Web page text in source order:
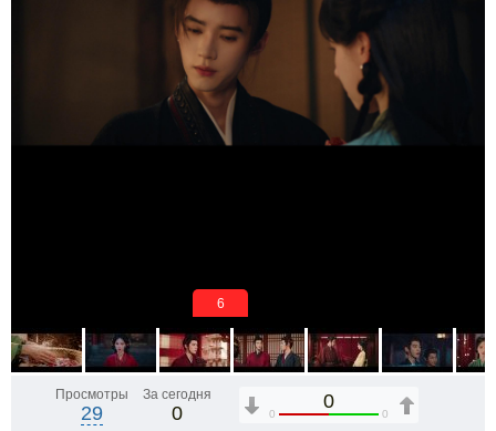
6
Просмотры
29
За сегодня
0
0
0 0